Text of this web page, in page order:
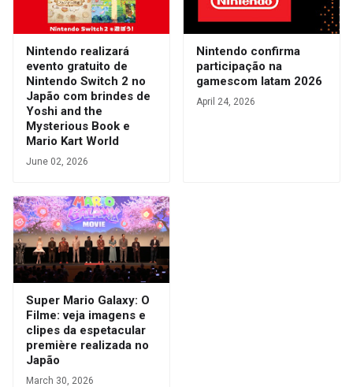
Nintendo realizará
evento gratuito de
Nintendo Switch 2 no
Japão com brindes de
Yoshi and the
Mysterious Book e
Mario Kart World
June 02, 2026
Nintendo confirma
participação na
gamescom latam 2026
April 24, 2026
Super Mario Galaxy: O
Filme: veja imagens e
clipes da espetacular
première realizada no
Japão
March 30, 2026